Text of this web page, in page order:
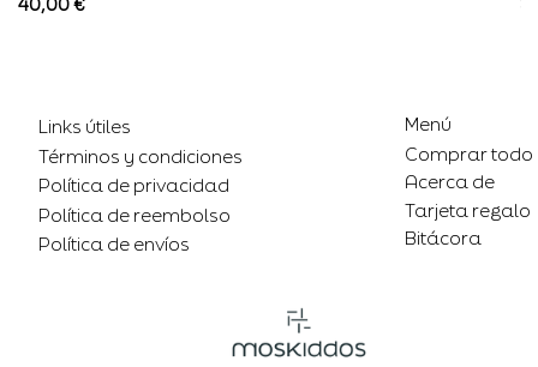
40,00 €
Links útiles
Términos y condiciones
Política de privacidad
Política de reembolso
Política de envíos
Menú
Comprar todo
Acerca de
Tarjeta regalo
Bitácora